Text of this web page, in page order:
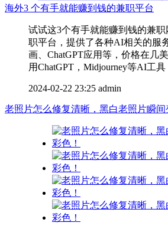
海外3 个有手就能赚到钱的兼职平台
试试这3个有手就能赚到钱的兼
职平台，提供了各种AI相关的服
画、ChatGPT应用等，价格在几
用ChatGPT，Midjourney等AI工具
2024-02-22 23:25 admin
老照片怎么修复清晰，黑白老照片瞬间